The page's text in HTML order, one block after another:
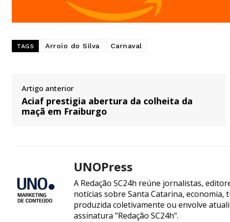
TAGS Arroio do Silva Carnaval
Artigo anterior
Aciaf prestigia abertura da colheita da
maçã em Fraiburgo
UNOPress
A Redação SC24h reúne jornalistas,
notícias sobre Santa Catarina,
produzida coletivamente ou envolve
assinatura "Redação SC24h".